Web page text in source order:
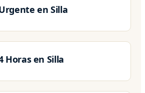
en Silla
Horas en Silla